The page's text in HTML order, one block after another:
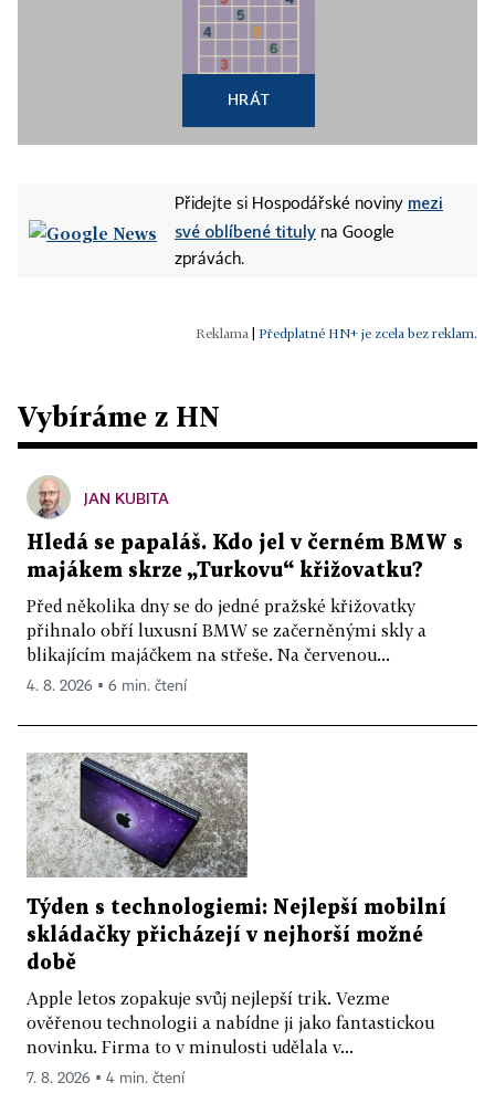
HRÁT
Přidejte si Hospodářské noviny mezi
své oblíbené tituly na Google
zprávách.
Předplatné HN+ je zcela bez reklam.
Vybíráme z HN
JAN KUBITA
Hledá se papaláš. Kdo jel v černém BMW s
majákem skrze „Turkovu“ křižovatku?
Před několika dny se do jedné pražské křižovatky
přihnalo obří luxusní BMW se začerněnými skly a
blikajícím majáčkem na střeše. Na červenou...
4. 8. 2026 ▪ 6 min. čtení
Týden s technologiemi: Nejlepší mobilní
skládačky přicházejí v nejhorší možné
době
Apple letos zopakuje svůj nejlepší trik. Vezme
ověřenou technologii a nabídne ji jako fantastickou
novinku. Firma to v minulosti udělala v...
7. 8. 2026 ▪ 4 min. čtení